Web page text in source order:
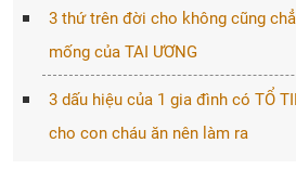
3 thứ trên đời cho không cũng
mống của TAI ƯƠNG
3 dấu hiệu của 1 gia đình có TỔ
cho con cháu ăn nên làm ra